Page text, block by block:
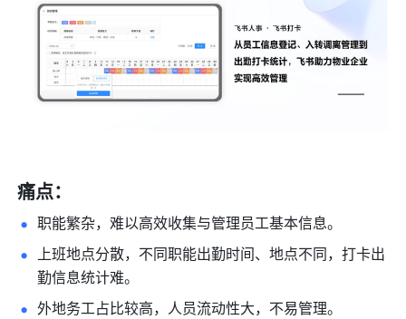
痛点：
职能繁杂，难以高效收集与管理员工基本信息。
上班地点分散，不同职能出勤时间、地点不同，打卡出
勤信息统计难。
外地务工占比较高，人员流动性大，不易管理。